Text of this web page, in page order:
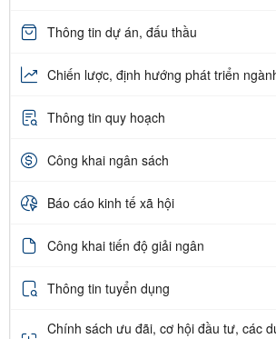
Thông tin dự án, đấu thầu
Chiến lược, định hướng phát triển
Thông tin quy hoạch
Công khai ngân sách
Báo cáo kinh tế xã hội
Công khai tiến độ giải ngân
Thông tin tuyển dụng
Chính sách ưu đãi, cơ hội đầu tư, các